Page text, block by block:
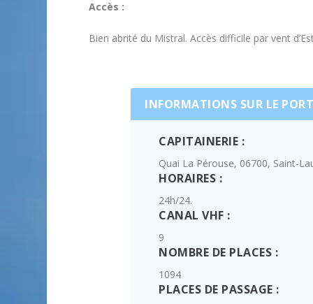
Accès :
Bien abrité du Mistral. Accès difficile par vent
INFORMATIONS SUR LE
CAPITAINERIE :
Quai La Pérouse, 06700, Saint-
HORAIRES :
24h/24.
CANAL VHF :
9
NOMBRE DE PLACES :
1094
PLACES DE PASSAGE :